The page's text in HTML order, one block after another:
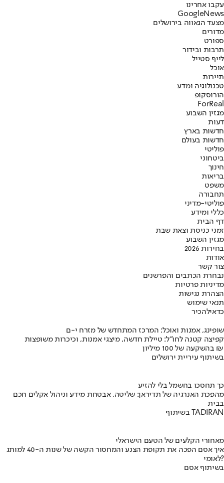
עקבו אחרינו
Googl eNews
מצעד הגאווה בירושלים
מדורים
ספורט
תרבות ובידור
לייף סטייל
אוכל
תיירות
טכנולוגיה ומדע
הורוסקופ
ForReal
מגזין השבוע
דעות
חדשות בארץ
חדשות בעולם
פוליטי
ביטחוני
חינוך
בריאות
משפט
תחבורה
פוליטי-מדיני
כללי ומידע
דף הבית
זמני כניסת וצאת שבת
מגזין השבוע
בחירות 2026
אודות
צור קשר
נבחרת הכתבים והפרשנים
מדיניות פרטיות
הצהרת נגישות
תנאי שימוש
כדאילהכיר
שופינג, אמנות ואוכל: המרכז המתחדש של מזרח י-ם
קפיצה קטנה לחו"ל: טיילת חדשה, מיצגי אמנות, וכיכרות משופצות
בהשקעה של 100 מיליון ₪
בשיתוף עיריית ירושלים
כך תחסכו בחשמל בלי להזיע
מהפכת האנרגיה של תדיראן: שליטה, אבטחת מידע וניהול אקלים חכם
בבית
בשיתוף TADIRAN
מאחורי הקלעים של הטעם הישראלי
איך אסם הפכה את תקופת הצנע והמחסור הקשה של שנות ה-40 למותג
לאומי?
בשיתוף אסם